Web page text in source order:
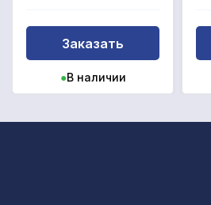
Заказать
●В наличии